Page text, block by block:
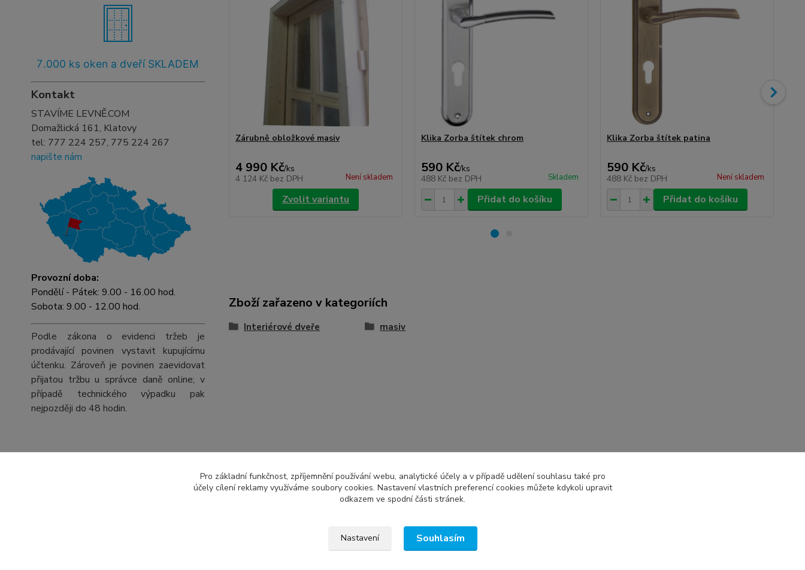
7.000 ks oken a dveří SKLADEM
Kontakt
STAVÍME LEVNĚ.COM
Domažlická 161, Klatovy
tel: 777 224 257, 775 224 267
napište nám
Provozní doba:
Pondělí - Pátek: 9.00 - 16.00 hod.
Sobota: 9.00 - 12.00 hod.
Podle zákona o evidenci tržeb je
prodávající povinen vystavit kupujícímu
účtenku. Zároveň je povinen zaevidovat
přijatou tržbu u správce daně online; v
případě technického výpadku pak
nejpozději do 48 hodin.
Zárubně obložkové masiv
4 990 Kč/ks
4 124 Kč bez DPH Není skladem
Zvolit variantu
Klika Zorba štítek chrom
590 Kč/ks
488 Kč bez DPH Skladem
Přidat do košíku
Klika Zorba štítek patina
590 Kč/ks
488 Kč bez DPH Není skladem
Přidat do košíku
Zboží zařazeno v kategoriích
Interiérové dveře masiv
Pro základní funkčnost, zpříjemnění používání webu, analytické účely a v případě udělení souhlasu také pro
účely cílení reklamy využíváme soubory cookies. Nastavení vlastních preferencí cookies můžete kdykoli upravit
odkazem ve spodní části stránek.
Nastavení Souhlasím